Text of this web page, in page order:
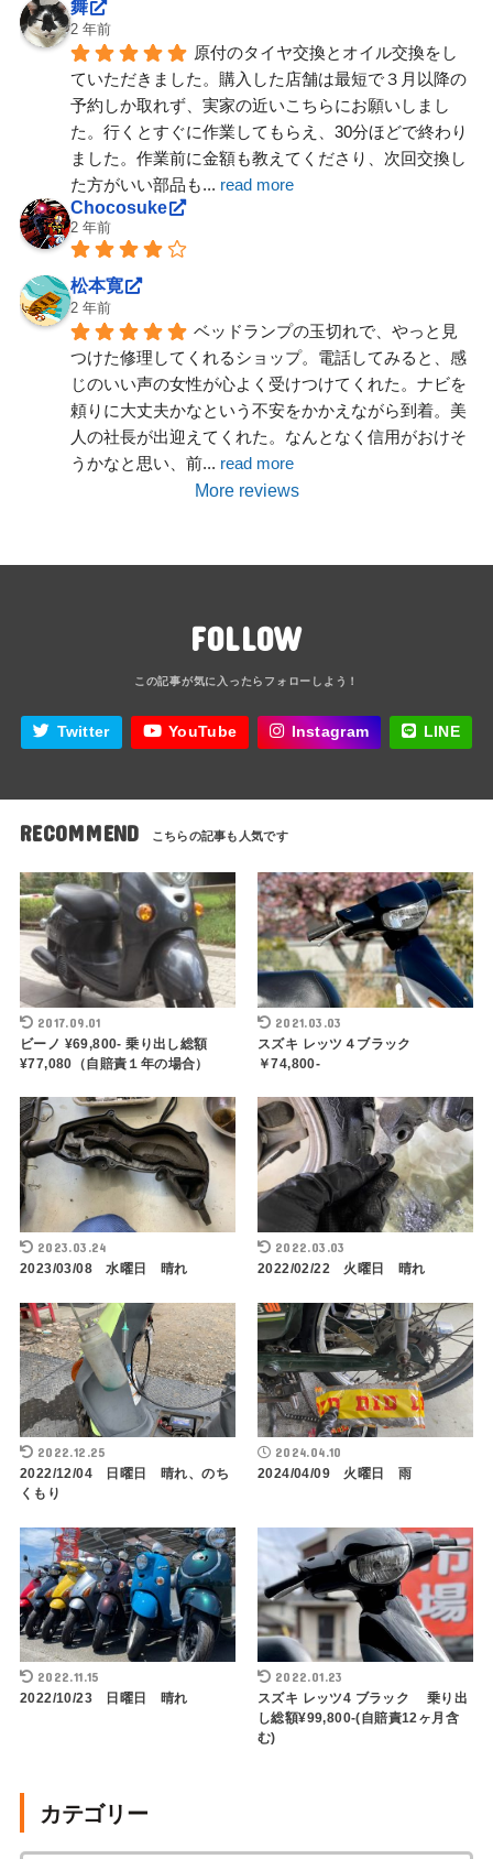
舞
2 年前
原付のタイヤ交換とオイル交換をし
ていただきました。購入した店舗は最短で３月以降の
予約しか取れず、実家の近いこちらにお願いしまし
た。行くとすぐに作業してもらえ、30分ほどで終わり
ました。作業前に金額も教えてくださり、次回交換し
た方がいい部品も... read more
Chocosuke
2 年前
松本寛
2 年前
ベッドランプの玉切れで、やっと見
つけた修理してくれるショップ。電話してみると、感
じのいい声の女性が心よく受けつけてくれた。ナビを
頼りに大丈夫かなという不安をかかえながら到着。美
人の社長が出迎えてくれた。なんとなく信用がおけそ
うかなと思い、前... read more
More reviews
FOLLOW
Twitter YouTube Instagram LINE
RECOMMEND
2017.09.01
ビーノ ¥69,800- 乗り出し総額
¥77,080（自賠責１年の場合）
2021.03.03
スズキ レッツ４ブラック
￥74,800-
2023.03.24
2023/03/08 水曜日 晴れ
2022.03.03
2022/02/22 火曜日 晴れ
2022.12.25
2022/12/04 日曜日 晴れ、のち
くもり
2024.04.10
2024/04/09 火曜日 雨
2022.11.15
2022/10/23 日曜日 晴れ
2022.01.23
スズキ レッツ4 ブラック 乗り出
し総額¥99,800-(自賠責12ヶ月含
む)
カテゴリー